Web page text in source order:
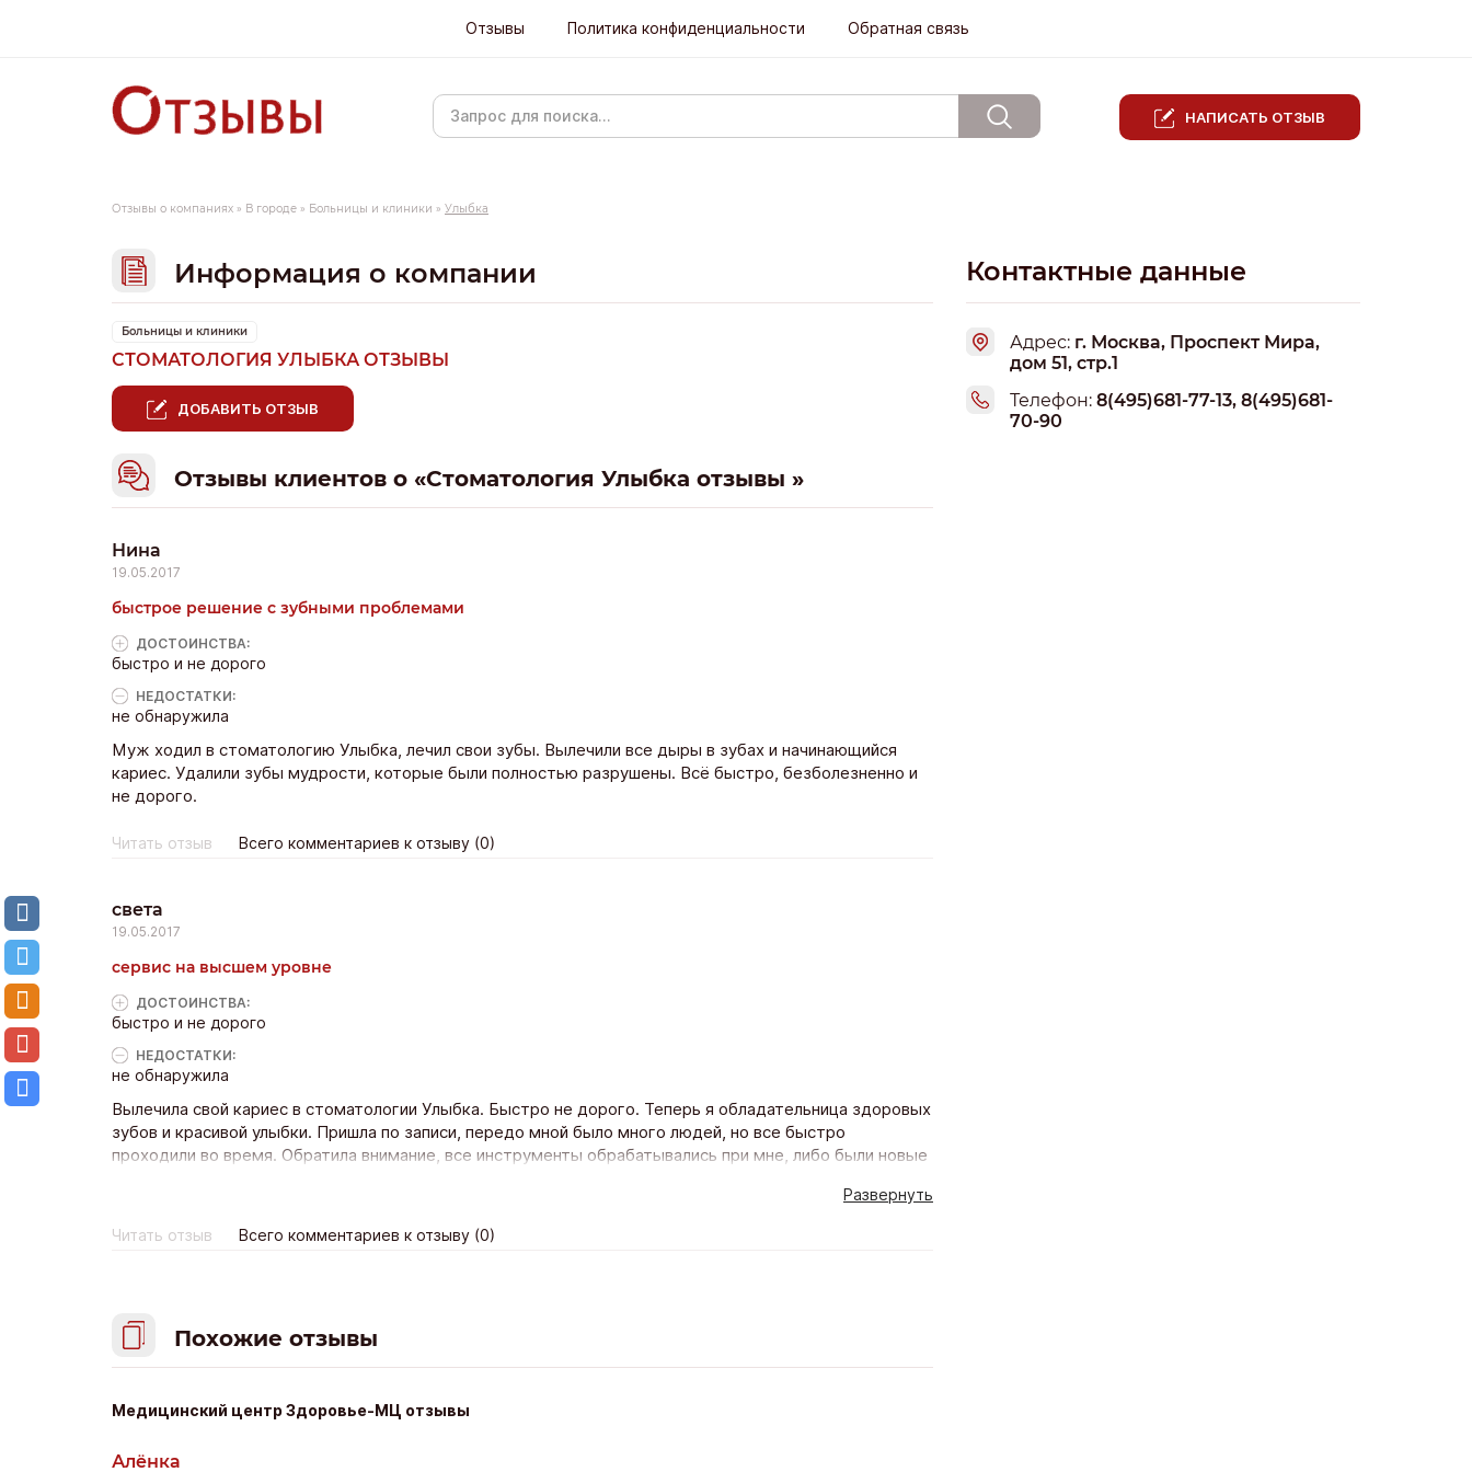
Отзывы Политика конфиденциальности Обратная связь
НАПИСАТЬ ОТЗЫВ
Отзывы о компаниях » В городе » Больницы и клиники » Улыбка
Информация о компании
Больницы и клиники
СТОМАТОЛОГИЯ УЛЫБКА ОТЗЫВЫ
ДОБАВИТЬ ОТЗЫВ
Отзывы клиентов о «Стоматология Улыбка отзывы »
Нина
19.05.2017
быстрое решение с зубными проблемами
ДОСТОИНCТВА:
быстро и не дорого
НЕДОСТАТКИ:
не обнаружила
Муж ходил в стоматологию Улыбка, лечил свои зубы. Вылечили все дыры в зубах и начинающийся
кариес. Удалили зубы мудрости, которые были полностью разрушены. Всё быстро, безболезненно и
не дорого.
Читать отзыв Всего комментариев к отзыву (0)
света
19.05.2017
сервис на высшем уровне
ДОСТОИНCТВА:
быстро и не дорого
НЕДОСТАТКИ:
не обнаружила
Вылечила свой кариес в стоматологии Улыбка. Быстро не дорого. Теперь я обладательница здоровых
зубов и красивой улыбки. Пришла по записи, передо мной было много людей, но все быстро
проходили во время. Обратила внимание, все инструменты обрабатывались при мне, либо были новые
плохих эмоций. Все было на оборот, анестезия была хорошая, врач аккуратно обращается с
инструментами. После лечения страха от процедуры не было, и теперь я буду там лечится не боясь,
что мне могут причинить боль. Я осталась всем довольна.
Развернуть
Читать отзыв Всего комментариев к отзыву (0)
Похожие отзывы
Медицинский центр Здоровье-МЦ отзывы
Алёнка
Контактные данные
Адрес: г. Москва, Проспект Мира,
дом 51, стр.1
Телефон: 8(495)681-77-13, 8(495)681-
70-90